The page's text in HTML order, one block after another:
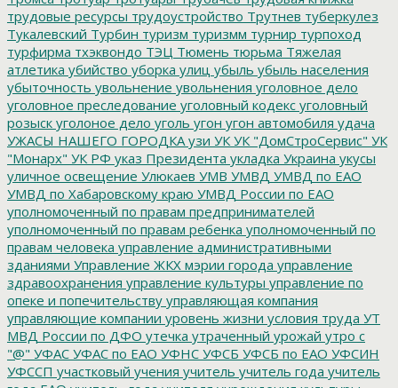
трудовые ресурсы трудоустройство Трутнев туберкулез
Тукалевский Турбин туризм туризмм турнир турпоход
турфирма тхэквондо ТЭЦ Тюмень тюрьма Тяжелая
атлетика убийство уборка улиц убыль убыль населения
убыточность увольнение увольнения уголовное дело
уголовное преследование уголовный кодекс уголовный
розыск уголоное дело уголь угон угон автомобиля удача
УЖАСЫ НАШЕГО ГОРОДКА узи УК УК "ДомСтроСервис" УК
"Монарх" УК РФ указ Президента укладка Украина укусы
уличное освещение Улюкаев УМВ УМВД УМВД по ЕАО
УМВД по Хабаровскому краю УМВД России по ЕАО
уполномоченный по правам предпринимателей
уполномоченный по правам ребенка уполномоченный по
правам человека управление административными
зданиями Управление ЖКХ мэрии города управление
здравоохранения управление культуры управление по
опеке и попечительству управляющая компания
управляющие компании уровень жизни условия труда УТ
МВД России по ДФО утечка утраченный урожай утро с
"@" УФАС УФАС по ЕАО УФНС УФСБ УФСБ по ЕАО УФСИН
УФССП участковый учения учитель учитель года учитель